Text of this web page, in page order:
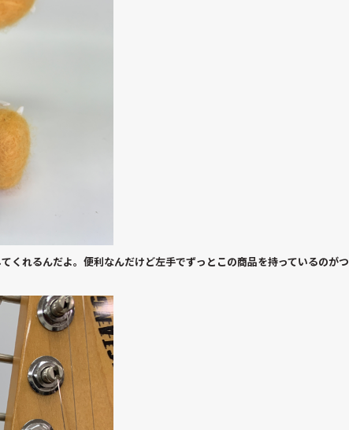
くれるんだよ。便利なんだけど左手でずっとこの商品を持っているのがつ